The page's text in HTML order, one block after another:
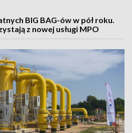
BIG BAG-ów w pół roku.
z nowej usługi MPO